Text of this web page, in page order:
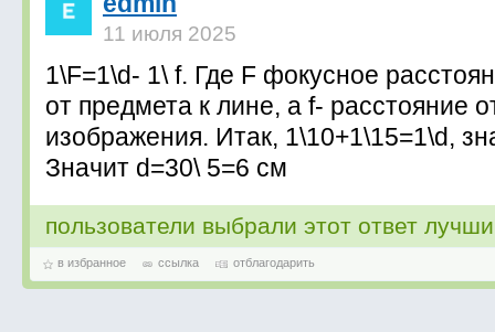
11 июля 2025
1\F=1\d- 1\ f. Где F фокусное
от предмета к лине, а f- расстояние
изображения. Итак, 1\10+1\15=1\d,
Значит d=30\ 5=6 см
пользователи выбрали этот ответ
в избранное ссылка отблагодарить